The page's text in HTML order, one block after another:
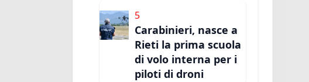
5
Carabinieri, nasce a
Rieti la prima scuola
di volo interna per i
piloti di droni